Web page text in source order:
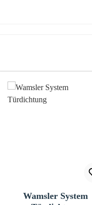
Wamsler System